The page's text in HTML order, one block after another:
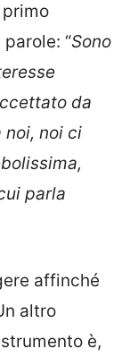
“Sono
da
noi, noi ci
parla
affinché
altro
è,